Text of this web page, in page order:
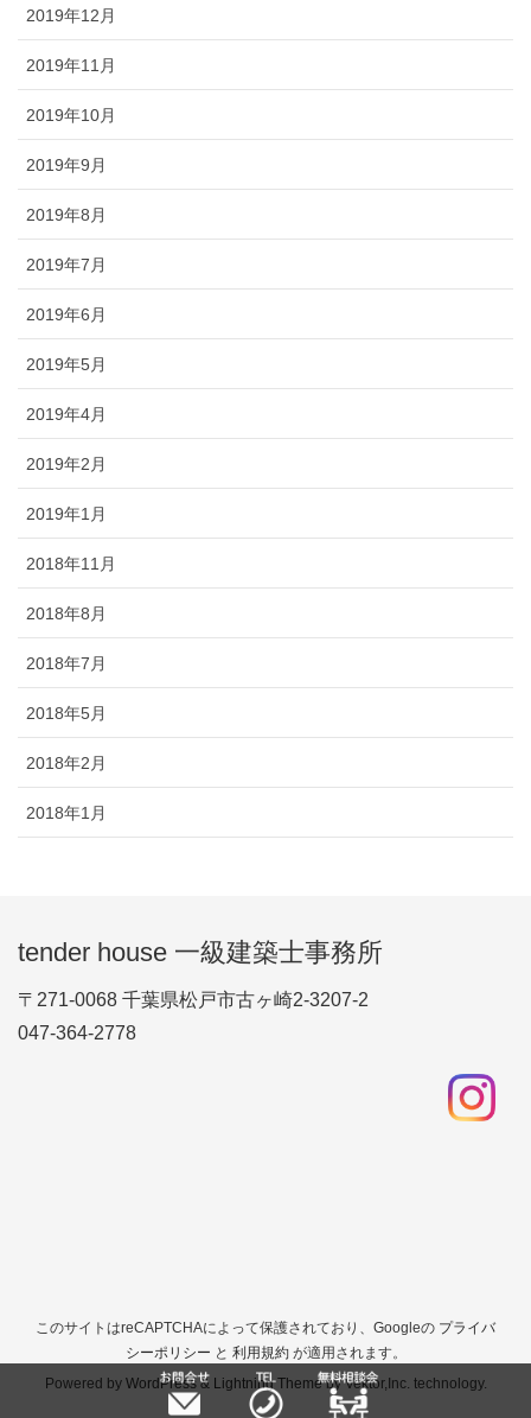
2019年12月
2019年11月
2019年10月
2019年9月
2019年8月
2019年7月
2019年6月
2019年5月
2019年4月
2019年2月
2019年1月
2018年11月
2018年8月
2018年7月
2018年5月
2018年2月
2018年1月
tender house 一級建築士事務所
〒271-0068 千葉県松戸市古ヶ崎2-3207-2
047-364-2778
このサイトはreCAPTCHAによって保護されており、Googleの プライバ
シーポリシー と 利用規約が適用されます。
Powered by WordPress& Lightning Themeby Vektor,Inc. technology.